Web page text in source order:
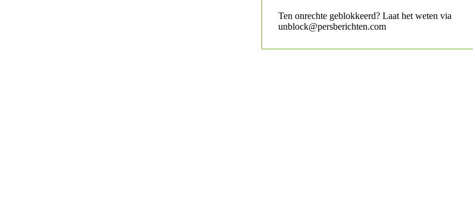
Ten onrechte geblokkeerd? Laat het weten via
unblock@persberichten.com